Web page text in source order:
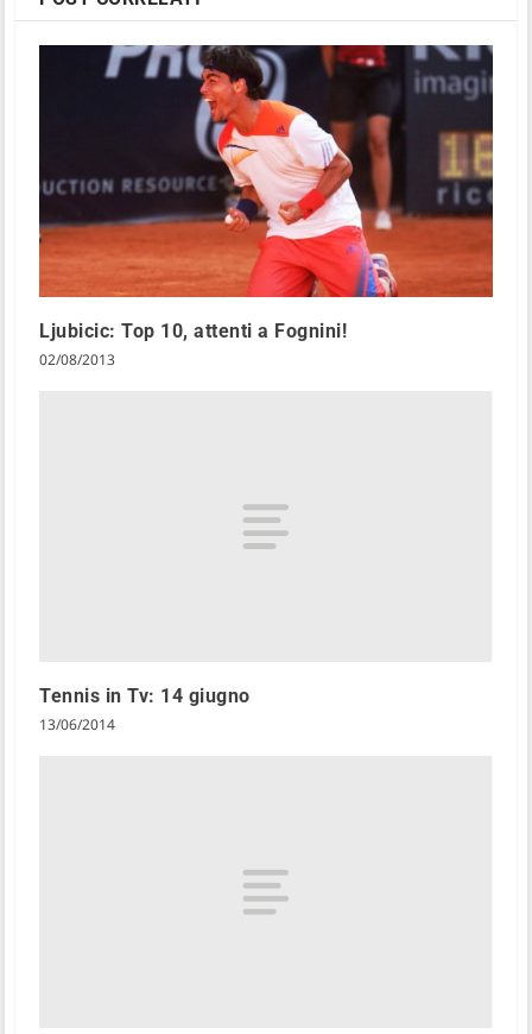
Ljubicic: Top 10, attenti a Fognini!
02/08/2013
Tennis in Tv: 14 giugno
13/06/2014